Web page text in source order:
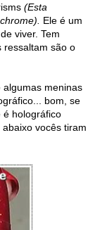
(Esta
Ele é um
viver. Tem
ressaltam são o
algumas meninas
bom, se
é holográfico
vocês tiram